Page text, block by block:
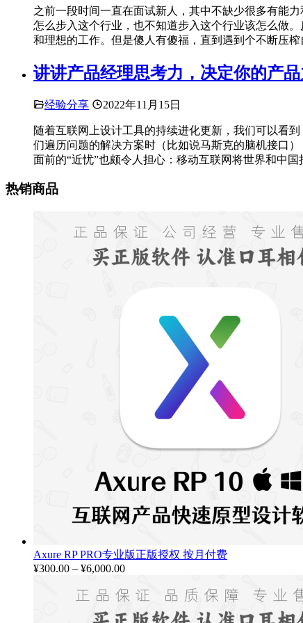
之前一段时间一直在面试新人，其中不缺少很多有能
怎么步入这个行业，也不知道步入这个行业该怎么做
和理想的工作。但是傻人有傻福，直到遇到个不断压
讲讲产品经理思考力，决定你的产品
经验分享 2022年11月15日
随着互联网上设计工具的持续进化更新，我们可以看
们遍历问题的解决方案时（比如说马斯克的脑机接口
面前的“近忧”也颇令人担心：移动互联网将世界和中
热销商品
Axure RP PRO专业版正版授权 按月付费
¥300.00 – ¥6,000.00价
范
围：